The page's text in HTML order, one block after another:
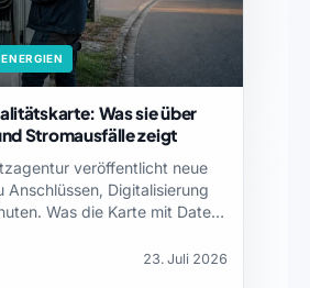
Was sie über
Stromausfälle zeigt
veröffentlicht neue
Anschlüssen, Digitalisierung
Was die Karte mit Daten
23. Juli 2026